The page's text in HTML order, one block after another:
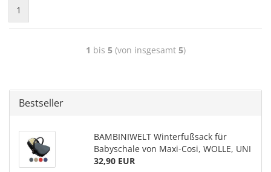
1
1 bis 5(von insgesamt 5)
Bestseller
BAMBINIWELT Winterfußsack für
Babyschale von Maxi-Cosi, WOLLE, UNI
32,90 EUR